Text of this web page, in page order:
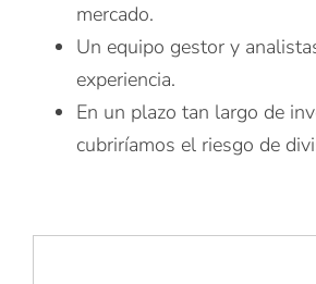
mercado.
Un equipo gestor y
experiencia.
En un plazo tan largo de
cubriríamos el riesgo de